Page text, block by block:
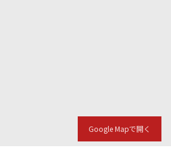
Google Mapで開く